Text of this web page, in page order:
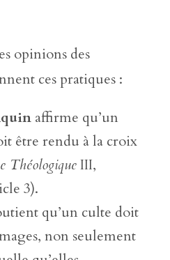
opinions des
ces pratiques :
affirme qu’un
être rendu à la croix
ThéologiqueIII,
3).
qu’un culte doit
non seulement